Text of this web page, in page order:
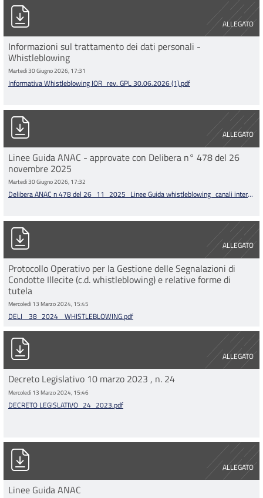
ALLEGATO
Informativa Whistleblowing IOR_rev. GPL 30.06.2026 (1).pdf
Informazioni sul trattamento dei dati personali -
Whistleblowing
Martedì 30 Giugno 2026, 17:31
Informativa Whistleblowing IOR_rev. GPL 30.06.2026 (1).pdf
ALLEGATO
Delibera ANAC n 478 del 26_11_2025_Linee Guida
Linee Guida ANAC - approvate con Delibera n° 478 del 26
novembre 2025
Martedì 30 Giugno 2026, 17:32
Delibera ANAC n 478 del 26_11_2025_Linee Guida whistleblowing_canali interni
ALLEGATO
DELI_ 38_2024_ WHISTLEBLOWING.pdf
Protocollo Operativo per la Gestione delle Segnalazioni di
Condotte Illecite (c.d. whistleblowing) e relative forme di
tutela
Mercoledì 13 Marzo 2024, 15:45
DELI_ 38_2024_ WHISTLEBLOWING.pdf
ALLEGATO
DECRETO LEGISLATIVO_24_2023.pdf
Decreto Legislativo 10 marzo 2023 , n. 24
Mercoledì 13 Marzo 2024, 15:46
DECRETO LEGISLATIVO_24_2023.pdf
ALLEGATO
AUTORITÀ NAZIONALE ANTICORRUZIONE.pdf
Linee Guida ANAC